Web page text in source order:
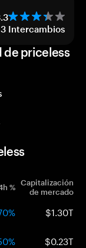
3 Intercambios
de priceless
% Capitalización
de mercado
$1.30T
$0.23T